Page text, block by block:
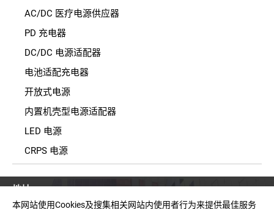
AC/DC 医疗电源供应器
PD 充电器
DC/DC 电源适配器
电池适配充电器
开放式电源
内置机壳型电源适配器
LED 电源
CRPS 电源
地址
台湾新北市中和区建一路150号11楼之2(E栋)
本网站使用Cookies及搜集相关网站内使用者行为来提供最佳服务